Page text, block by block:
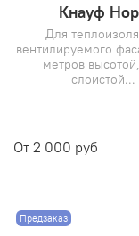
Кнауф
Для
вентилируемого
метров
слоистой...
От 2 000 руб
Предзаказ